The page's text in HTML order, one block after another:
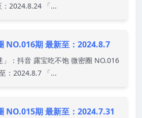
：2024.8.24 「...
NO.016期 最新至：2024.8.7
」：抖音 露宝吃不饱 微密圈 NO.016
：2024.8.7 「...
NO.015期 最新至：2024.7.31